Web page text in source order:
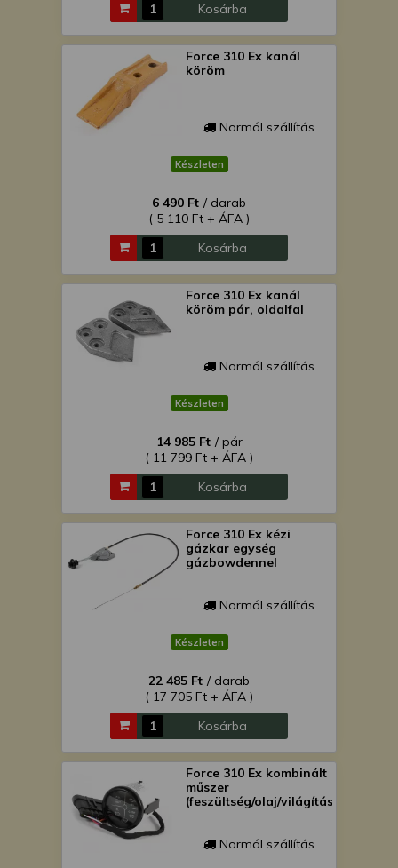
Kosárba
Force 310 Ex kanál
köröm
Normál szállítás
Készleten
6 490 Ft / darab
( 5 110 Ft + ÁFA )
Kosárba
Force 310 Ex kanál
köröm pár, oldalfal
Normál szállítás
Készleten
14 985 Ft / pár
( 11 799 Ft + ÁFA )
Kosárba
Force 310 Ex kézi
gázkar egység
gázbowdennel
Normál szállítás
Készleten
22 485 Ft / darab
( 17 705 Ft + ÁFA )
Kosárba
Force 310 Ex kombinált
műszer
(feszültség/olaj/világítás/izzítás)
Normál szállítás